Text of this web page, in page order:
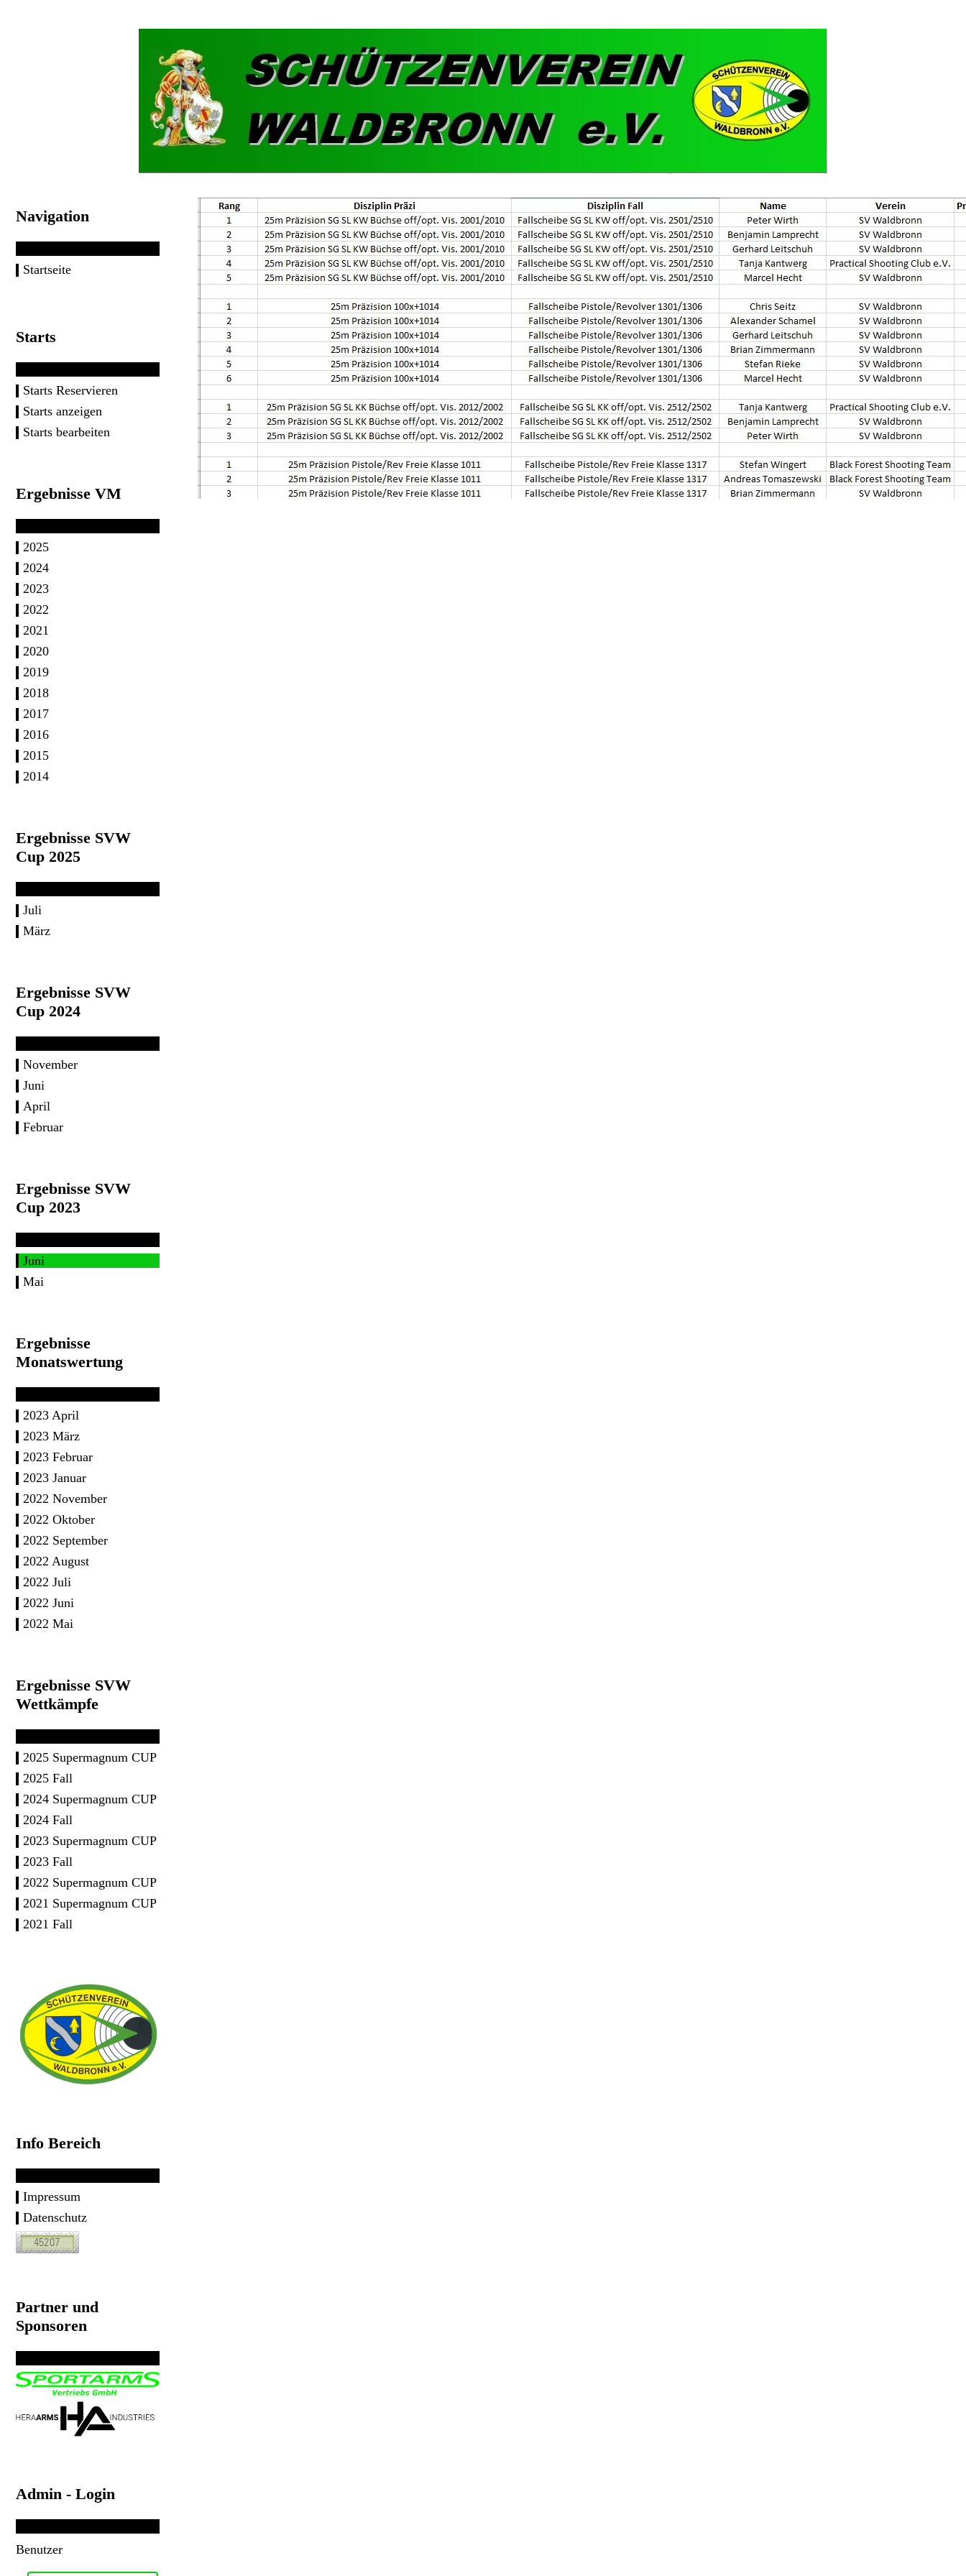
Navigation
Startseite
Starts
Starts Reservieren
Starts anzeigen
Starts bearbeiten
Ergebnisse VM
2025
2024
2023
2022
2021
2020
2019
2018
2017
2016
2015
2014
Ergebnisse SVW
Cup 2025
Juli
März
Ergebnisse SVW
Cup 2024
November
Juni
April
Februar
Ergebnisse SVW
Cup 2023
Juni
Mai
Ergebnisse
Monatswertung
2023 April
2023 März
2023 Februar
2023 Januar
2022 November
2022 Oktober
2022 September
2022 August
2022 Juli
2022 Juni
2022 Mai
Ergebnisse SVW
Wettkämpfe
2025 Supermagnum CUP
2025 Fall
2024 Supermagnum CUP
2024 Fall
2023 Supermagnum CUP
2023 Fall
2022 Supermagnum CUP
2021 Supermagnum CUP
2021 Fall
Info Bereich
Impressum
Datenschutz
Partner und
Sponsoren
Admin - Login
Benutzer